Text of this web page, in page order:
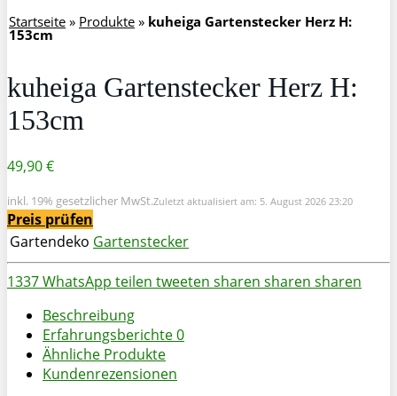
Startseite » Produkte » kuheiga Gartenstecker Herz H:
153cm
kuheiga Gartenstecker Herz H:
153cm
49,90 €
inkl. 19% gesetzlicher MwSt.Zuletzt aktualisiert am: 5. August 2026 23:20
Preis prüfen
Gartendeko Gartenstecker
1337WhatsApp teilen tweeten sharen sharen sharen
Beschreibung
Erfahrungsberichte0
Ähnliche Produkte
Kundenrezensionen